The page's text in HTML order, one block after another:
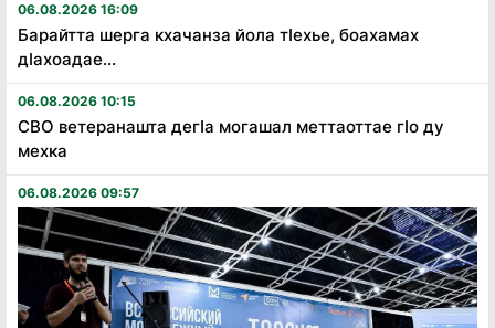
06.08.2026 16:09
Барайтта шерга кхачанза йола тӏехье, боахамах
дӏахоадае...
06.08.2026 10:15
СВО ветеранашта дегӏа могашал меттаоттае гӏо ду
мехка
06.08.2026 09:57